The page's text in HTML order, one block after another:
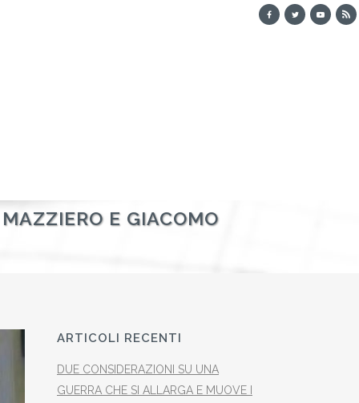
E GIACOMO
ARTICOLI RECENTI
DUE CONSIDERAZIONI SU UNA
GUERRA CHE SI ALLARGA E MUOVE I